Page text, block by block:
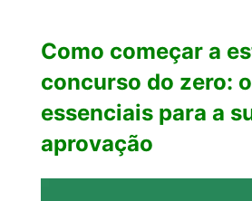
Como começar a
concurso do zero:
essenciais para a
aprovação